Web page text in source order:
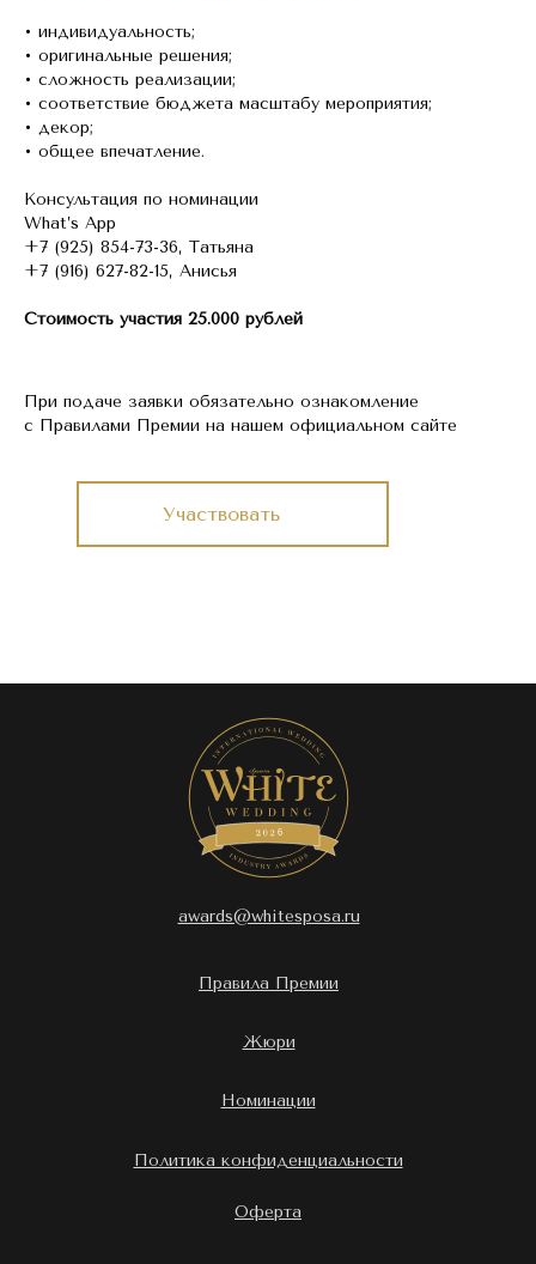
• индивидуальность;
• оригинальные решения;
• сложность реализации;
• соответствие бюджета масштабу мероприятия;
• декор;
• общее впечатление.
Консультация по номинации
What’s App
+7 (925) 854-73-36, Татьяна
+7 (916) 627-82-15, Анисья
Стоимость участия 25.000 рублей
При подаче заявки обязательно ознакомление
с Правилами Премии на нашем официальном сайте
Участвовать
awards@whitesposa.ru
Жюри
Номинации
Политика конфиденциальности
Правила Премии
Оферта